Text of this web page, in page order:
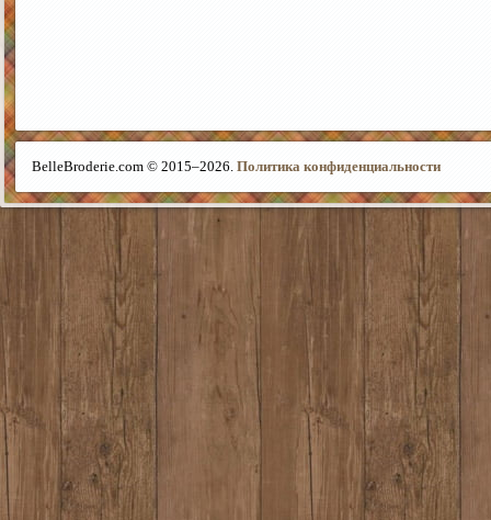
BelleBroderie.com © 2015–2026. Политика конфиденциальности